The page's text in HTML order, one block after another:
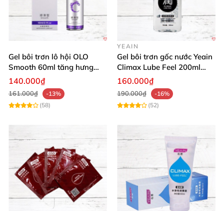
Gel bôi trơn lô hội OLO
Smooth 60ml tăng hưng
phấn, dễ chịu
140.000₫
161.000₫
-13%
(58)
YEAIN
Gel bôi trơn gốc nước Yeain
Climax Lube Feel 200ml
chất lượng
160.000₫
190.000₫
-16%
(52)